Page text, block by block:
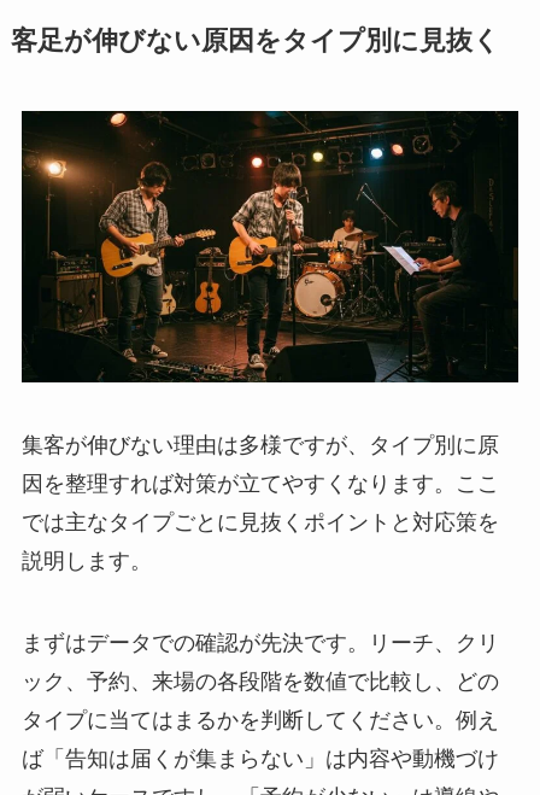
客足が伸びない原因をタイプ別に見抜く
集客が伸びない理由は多様ですが、タイプ別に原
因を整理すれば対策が立てやすくなります。ここ
では主なタイプごとに見抜くポイントと対応策を
説明します。
まずはデータでの確認が先決です。リーチ、クリ
ック、予約、来場の各段階を数値で比較し、どの
タイプに当てはまるかを判断してください。例え
ば「告知は届くが集まらない」は内容や動機づけ